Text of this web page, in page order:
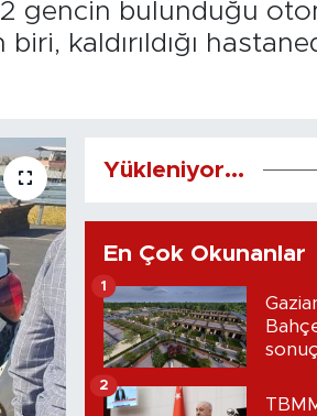
2 gencin bulunduğu
kaldırıldığı
Yükleniyor...
En Çok Okunanlar
1
2